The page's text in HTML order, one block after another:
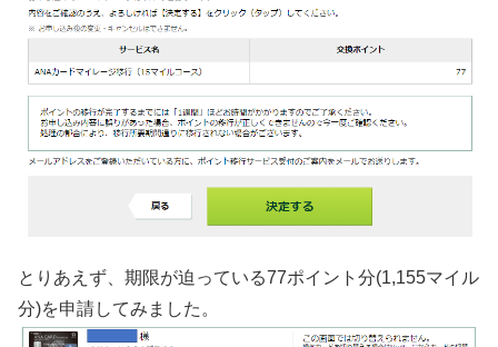
とりあえず、期限が迫っている77ポイント分(1,155マイル
分)を申請してみました。